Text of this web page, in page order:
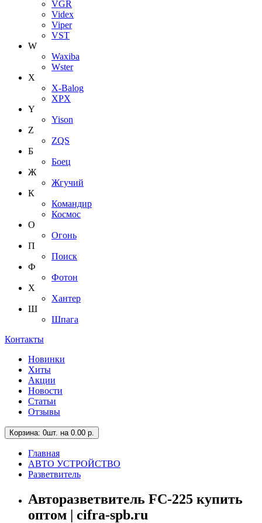
VGR
Videx
Viper
VST
W
Waxiba
Wster
X
X-Balog
XPX
Y
Yison
Z
ZQS
Б
Боец
Ж
Жгучий
К
Командир
Космос
О
Огонь
П
Поиск
Ф
Фотон
Х
Хантер
Ш
Шпага
Контакты
Новинки
Хиты
Акции
Новости
Статьи
Отзывы
Корзина: 0шт. на 0.00 р.
Главная
АВТО УСТРОЙСТВО
Разветвитель
Авторазветвитель FC-225 купить
оптом | cifra-spb.ru